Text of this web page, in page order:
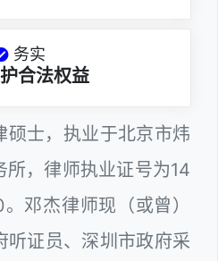
务实
合法权益
硕士，执业于北京市炜
，律师执业证号为14
邓杰律师现（或曾）
听证员、深圳市政府采